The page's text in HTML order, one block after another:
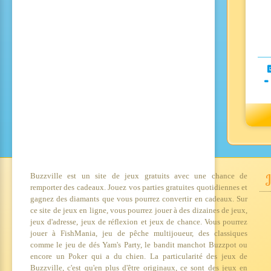
-
Buzzville est un site de jeux gratuits avec une chance de
remporter des cadeaux. Jouez vos parties gratuites quotidiennes et
gagnez des diamants que vous pourrez convertir en cadeaux. Sur
ce site de jeux en ligne, vous pourrez jouer à des dizaines de jeux,
jeux d'adresse, jeux de réflexion et jeux de chance. Vous pourrez
jouer à FishMania, jeu de pêche multijoueur, des classiques
comme le jeu de dés Yam's Party, le bandit manchot Buzzpot ou
encore un Poker qui a du chien. La particularité des jeux de
Buzzville, c'est qu'en plus d'être originaux, ce sont des jeux en